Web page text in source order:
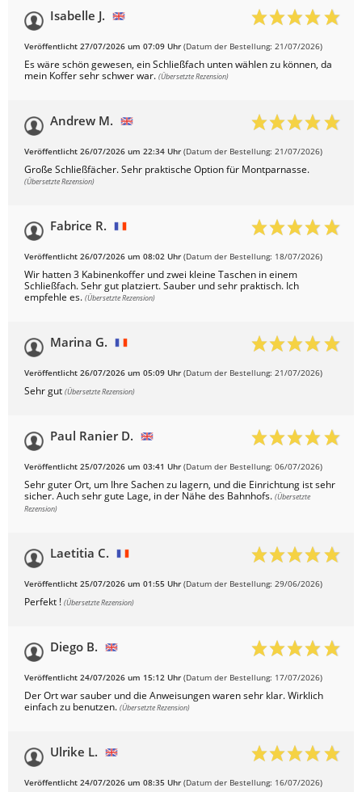
Isabelle J.
Veröffentlicht 27/07/2026 um 07:09 Uhr (Datum der Bestellung: 21/07/2026)
Es wäre schön gewesen, ein Schließfach unten wählen zu können, da
mein Koffer sehr schwer war. (Übersetzte Rezension)
Andrew M.
Veröffentlicht 26/07/2026 um 22:34 Uhr (Datum der Bestellung: 21/07/2026)
Große Schließfächer. Sehr praktische Option für Montparnasse.
(Übersetzte Rezension)
Fabrice R.
Veröffentlicht 26/07/2026 um 08:02 Uhr (Datum der Bestellung: 18/07/2026)
Wir hatten 3 Kabinenkoffer und zwei kleine Taschen in einem
Schließfach. Sehr gut platziert. Sauber und sehr praktisch. Ich
empfehle es. (Übersetzte Rezension)
Marina G.
Veröffentlicht 26/07/2026 um 05:09 Uhr (Datum der Bestellung: 21/07/2026)
Sehr gut (Übersetzte Rezension)
Paul Ranier D.
Veröffentlicht 25/07/2026 um 03:41 Uhr (Datum der Bestellung: 06/07/2026)
Sehr guter Ort, um Ihre Sachen zu lagern, und die Einrichtung ist sehr
sicher. Auch sehr gute Lage, in der Nähe des Bahnhofs. (Übersetzte
Rezension)
Laetitia C.
Veröffentlicht 25/07/2026 um 01:55 Uhr (Datum der Bestellung: 29/06/2026)
Perfekt ! (Übersetzte Rezension)
Diego B.
Veröffentlicht 24/07/2026 um 15:12 Uhr (Datum der Bestellung: 17/07/2026)
Der Ort war sauber und die Anweisungen waren sehr klar. Wirklich
einfach zu benutzen. (Übersetzte Rezension)
Ulrike L.
Veröffentlicht 24/07/2026 um 08:35 Uhr (Datum der Bestellung: 16/07/2026)